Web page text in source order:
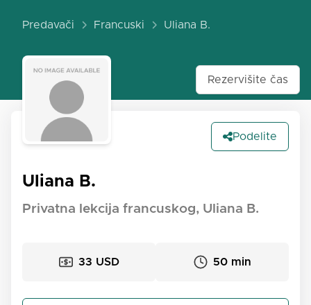
Predavači Francuski Uliana B.
Rezervišite čas
Podelite
Uliana B.
Privatna lekcija francuskog, Uliana B.
33 USD 50 min